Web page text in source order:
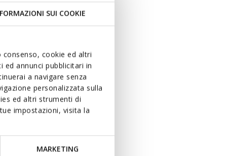
SUI COOKIE
cookie ed altri
annunci pubblicitari in
a navigare senza
personalizzata sulla
ed altri strumenti di
impostazioni, visita la
MARKETING